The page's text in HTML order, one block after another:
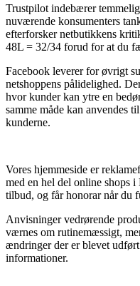
Trustpilot indebærer
nuværende konsumenters
efterforsker netbutikkens
48L = 32/34 forud for at du
Facebook leverer for øvrigt
netshoppens pålidelighed.
hvor kunder kan ytre en
samme måde kan anvendes
kunderne.
Vores hjemmeside er
med en hel del online shops
tilbud, og får honorar når du
Anvisninger vedrørende
værnes om rutinemæssigt,
ændringer der er blevet
informationer.